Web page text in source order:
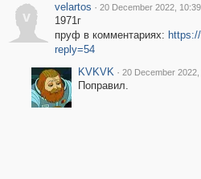
v
velartos · 20 December 2022, 10:39
1971г
пруф в комментариях:
reply=54
KVKVK · 20 December 2022,
Поправил.